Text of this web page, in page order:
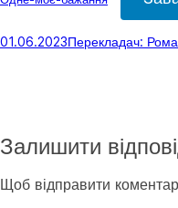
01.06.2023Перекладач:
Залишити
Щоб відправити